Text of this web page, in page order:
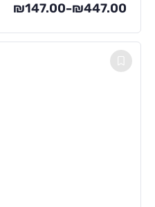
₪147.00–₪447.00